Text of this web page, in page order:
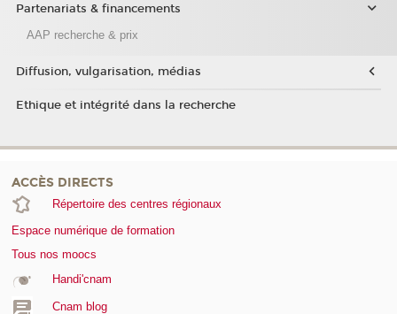
Partenariats & financements
AAP recherche & prix
Diffusion, vulgarisation, médias
Ethique et intégrité dans la recherche
ACCÈS DIRECTS
Répertoire des centres régionaux
Espace numérique de formation
Tous nos moocs
Handi'cnam
Cnam blog